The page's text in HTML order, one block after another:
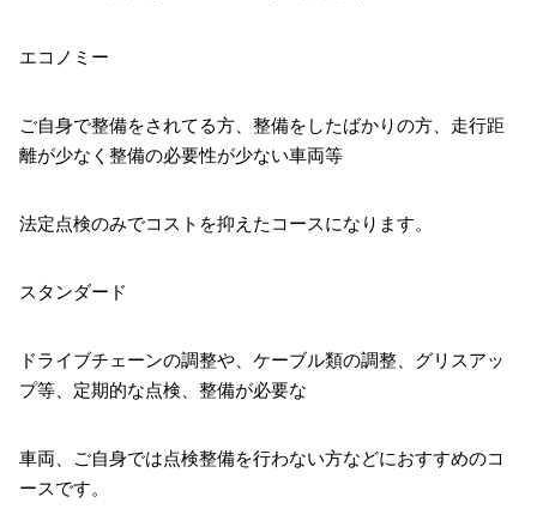
エコノミー
ご自身で整備をされてる方、整備をしたばかりの方、走行距
離が少なく整備の必要性が少ない車両等
法定点検のみでコストを抑えたコースになります。
スタンダード
ドライブチェーンの調整や、ケーブル類の調整、グリスアッ
プ等、定期的な点検、整備が必要な
車両、ご自身では点検整備を行わない方などにおすすめのコ
ースです。